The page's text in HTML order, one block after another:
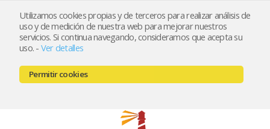
Utilizamos cookies propias y de terceros para realizar análisis de
uso y de medición de nuestra web para mejorar nuestros
servicios. Si continua navegando, consideramos que acepta su
uso. - Ver detalles
Permitir cookies
Registrarse Mi cuenta
666521122 // 654999333